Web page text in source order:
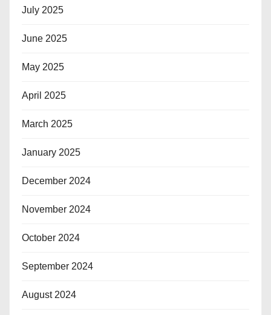
July 2025
June 2025
May 2025
April 2025
March 2025
January 2025
December 2024
November 2024
October 2024
September 2024
August 2024